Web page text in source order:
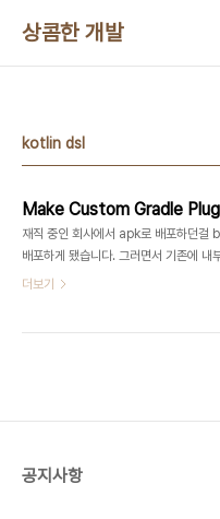
상콤한 개발
kotlin dsl
Make Custom Gradle
재직 중인 회사에서 apk로 배포하던걸
배포하게 됐습니다. 그러면서 기존에 내
트를 위해서 사용하던 Fabric Beta(apk
을 firebase functions로 구현된 api
더보기
공지사항